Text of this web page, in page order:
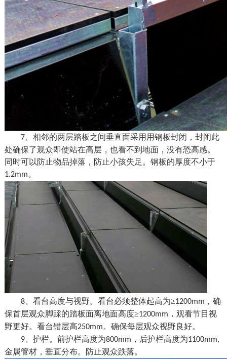
7、相邻的两层踏板之间垂直面采用用钢板封闭，封闭此
处确保了观众即使站在高层，也看不到地面，没有恐高感。
同时可以防止物品掉落，防止小孩失足。钢板的厚度不小于
1.2mm。
8、看台高度与视野。看台必须整体起高为≥1200mm ，确
保首层观众脚踩的踏板面离地面高度≥1200mm ，观看节目视
野更好。看台错层高250mm。确保每层观众视野良好。
9、护栏。前护栏高度为800mm ，后护栏高度为1100mm,
金属管材，垂直分布。防止观众跌落。